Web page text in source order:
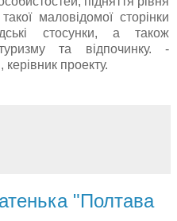
маловідомої сторінки
стосунки, а також
та відпочинку. -
проекту.
"Полтава